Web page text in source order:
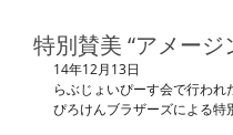
特別賛美 “アメージ
14年12月13日
らぶじょいぴーす会で行われ
ぴろけんブラザーズによる特